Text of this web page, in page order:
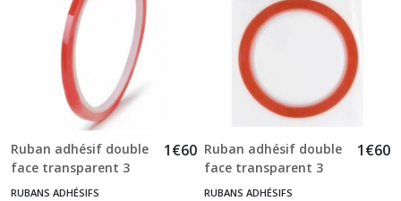
Ruban adhésif double
face transparent 3
mm x 10 m
1€60
RUBANS ADHÉSIFS
Ruban adhésif double
face transparent 3
mm x 10 m Sticky
1€60
RUBANS ADHÉSIFS